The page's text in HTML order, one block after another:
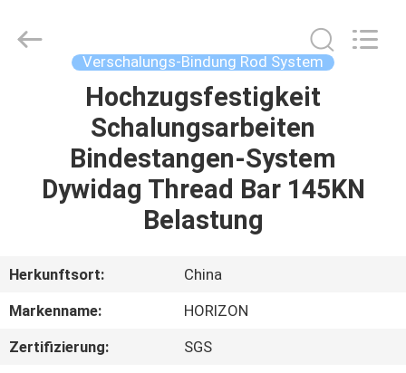
PRODUKTE
ÜBER
FABRIK-
Verschalungs-Bindung Rod System
Hochzugsfestigkeit
Schalungsarbeiten
Bindestangen-System
Dywidag Thread Bar 145KN
Belastung
Herkunftsort:
China
Markenname:
HORIZON
Zertifizierung:
SGS